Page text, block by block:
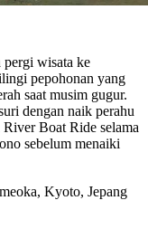
wisata ke
pepohonan yang
saat musim gugur.
dengan naik perahu
Boat Ride selama
sebelum menaiki
Kyoto, Jepang